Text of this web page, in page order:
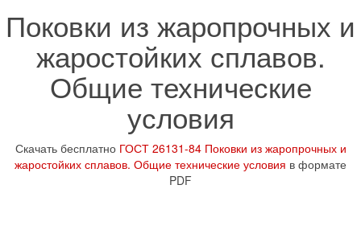
Поковки из жаропрочных и
жаростойких сплавов.
Общие технические
условия
Скачать бесплатно ГОСТ 26131-84 Поковки из жаропрочных и
жаростойких сплавов. Общие технические условия в формате
PDF